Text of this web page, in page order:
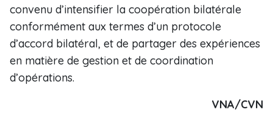
convenu d’intensifier la coopération bilatérale
conformément aux termes d’un protocole
d’accord bilatéral, et de partager des expériences
en matière de gestion et de coordination
d’opérations.
VNA/CVN